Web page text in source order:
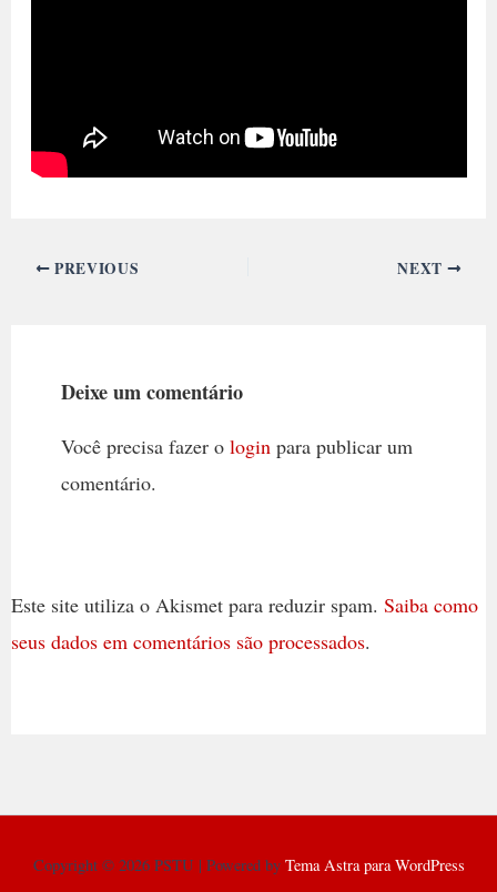
PREVIOUS NEXT
Deixe um comentário
Você precisa fazer o loginpara publicar um
comentário.
Este site utiliza o Akismet para reduzir spam. Saiba como
seus dados em comentários são processados.
Copyright © 2026 PSTU | Powered by Tema Astra para WordPress